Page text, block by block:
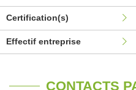
Certification(s)
Effectif entreprise
CONTACTS